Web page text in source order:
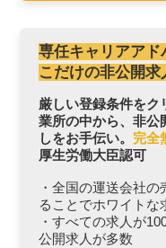
専任キャリアアド
こだけの非公開求
厳しい登録条件をク
業所の中から、非公
しをお手伝い。 完全
厚生労働大臣認可
・全国の運送会社
ることでホワイトな
・すべての求人が
公開求人が多数